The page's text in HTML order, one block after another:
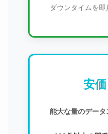
ダウンタイムを即
安
能大な量のデータ